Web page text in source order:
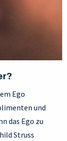
Ego
und
das Ego zu
Struss